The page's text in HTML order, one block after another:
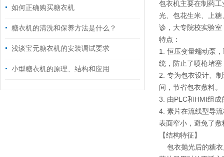
如何正确购买糖衣机
糖衣机的清洗和保养方法是什么？
浅谈宝元糖衣机的安装调试要求
小型糖衣机的原理、结构和应用
包衣机主要在制药
光、包花生米、上
诊，大专院校实验
特点：
1. 恒压变量蠕动泵
统，防止了喷枪堵
2. 专为包衣设计、
间，节省包衣敷料。
3. 由PLC和HMI组成
4. 素片在流线型导
表面窄小，避免了
【结构特征】
包衣抛光后的糖衣